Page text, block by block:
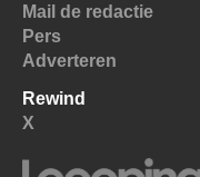
Mail de redactie
Pers
Adverteren
Rewind
X